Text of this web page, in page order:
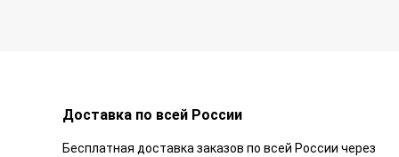
Доставка по всей России
Бесплатная доставка заказов по всей России через